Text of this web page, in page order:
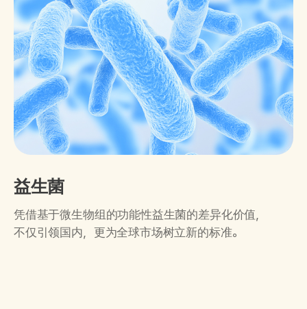
益生菌
凭借基于微生物组的功能性益生菌的差异化价值，
不仅引领国内，更为全球市场树立新的标准。